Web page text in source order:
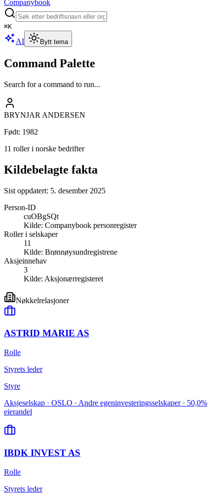
Companybook
⌘K
AI Bytt tema
Command Palette
Search for a command to run...
BRYNJAR ANDERSEN
Født: 1982
11 roller i norske bedrifter
Kildebelagte fakta
Sist oppdatert: 5. desember 2025
Person-ID
cuOBgSQt
Kilde: Companybook personregister
Roller i selskaper
11
Kilde: Brønnøysundregistrene
Aksjeinnehav
3
Kilde: Aksjonærregisteret
Nøkkelrelasjoner
ASTRID MARIE AS
Rolle
Styrets leder
Styre
Aksjeselskap · OSLO · Andre egeninvesteringsselskaper · 50,0%
eierandel
IBDK INVEST AS
Rolle
Styrets leder